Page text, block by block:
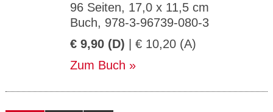
96 Seiten, 17,0 x 11,5 cm
Buch, 978-3-96739-080-3
€ 9,90 (D) | € 10,20 (A)
Zum Buch